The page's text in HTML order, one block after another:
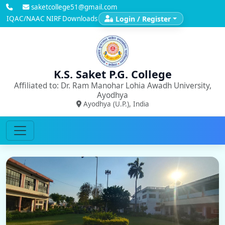
saketcollege51@gmail.com
IQAC/NAAC NIRFDownloads Login / Register
K.S. Saket P.G. College
Affiliated to: Dr. Ram Manohar Lohia Awadh University,
Ayodhya
Ayodhya (U.P.), India